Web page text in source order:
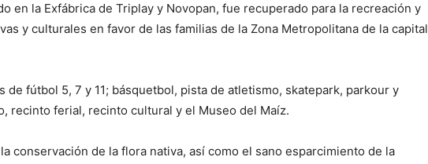
en la Exfábrica de Triplay y Novopan, fue recuperado para la recreación y
y culturales en favor de las familias de la Zona Metropolitana de la capital
de fútbol 5, 7 y 11; básquetbol, pista de atletismo, skatepark, parkour y
recinto ferial, recinto cultural y el Museo del Maíz.
conservación de la flora nativa, así como el sano esparcimiento de la